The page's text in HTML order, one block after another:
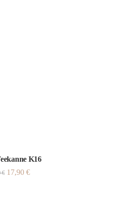
K16
€ 17,90 €